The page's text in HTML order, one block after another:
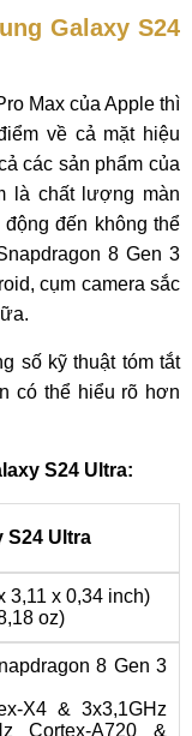
Galaxy S24
Max của Apple thì
về cả mặt hiệu
các sản phẩm của
là chất lượng màn
đến không thể
8 Gen 3
cụm camera sắc
số kỹ thuật tóm tắt
có thể hiểu rõ hơn
S24 Ultra:
S24 Ultra
3,11 x 0,34 inch)
oz)
8 Gen 3
X4 & 3x3,1GHz
Cortex-A720 &